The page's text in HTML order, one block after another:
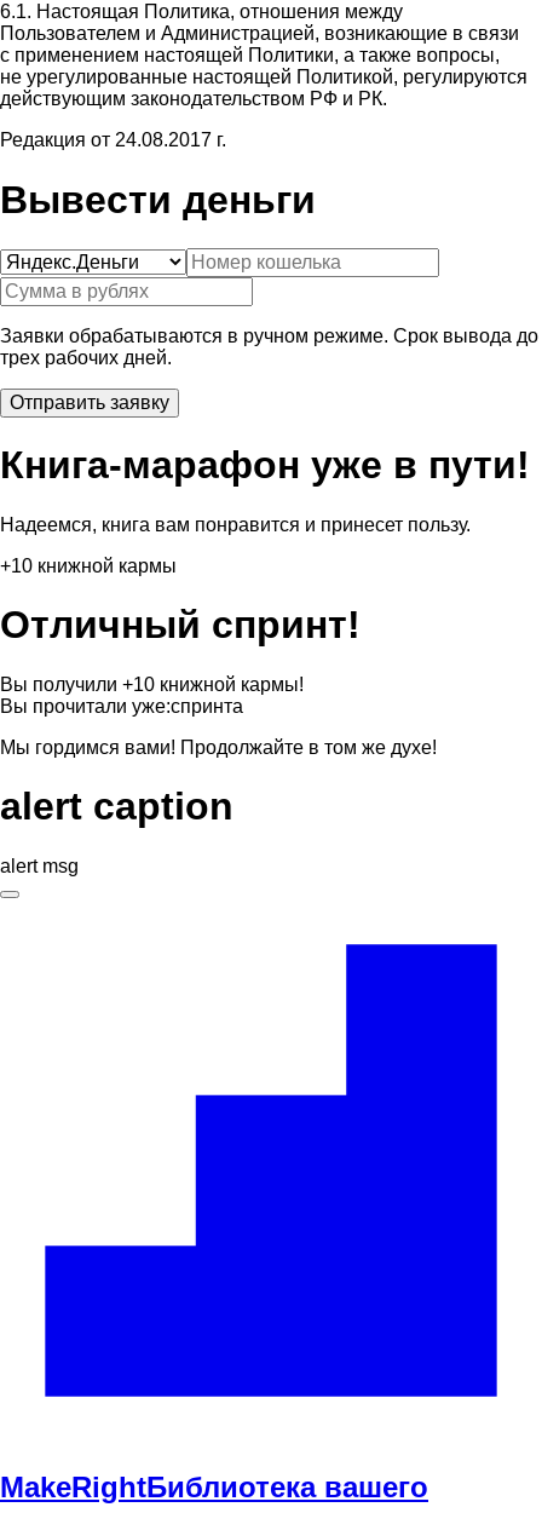
6.1. Настоящая Политика, отношения между
Пользователем и Администрацией, возникающие в связи
с применением настоящей Политики, а также вопросы,
не урегулированные настоящей Политикой, регулируются
действующим законодательством РФ и РК.
Редакция от 24.08.2017 г.
Вывести деньги
Заявки обрабатываются в ручном режиме. Срок вывода до
трех рабочих дней.
Книга-марафон уже в пути!
Надеемся, книга вам понравится и принесет пользу.
+10 книжной кармы
Отличный спринт!
Вы получили +10 книжной кармы!
Вы прочитали уже:спринта
Мы гордимся вами! Продолжайте в том же духе!
alert caption
alert msg
MakeRightБиблиотека вашего